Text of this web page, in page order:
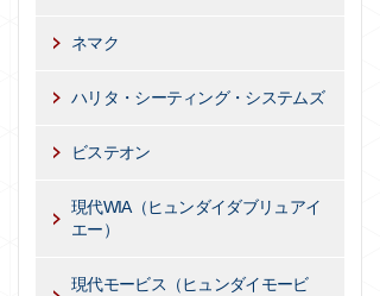
ネマク
ハリタ・シーティング・システムズ
ビステオン
現代WIA（ヒュンダイダブリュアイ
エー）
現代モービス（ヒュンダイモービ